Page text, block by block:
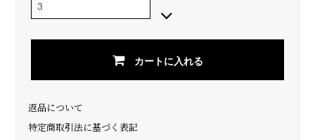
カートに入れる
返品について
特定商取引法に基づく表記